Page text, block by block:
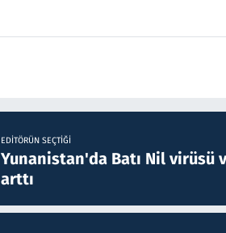
EDITÖRÜN SEÇTIĞI
Yunanistan'da Batı Nil virüsü
arttı